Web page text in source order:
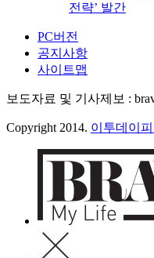
전략’ 발간
PC버전
공지사항
사이트맵
보도자료 및 기사제보 :
Copyright 2014. 이투데이피